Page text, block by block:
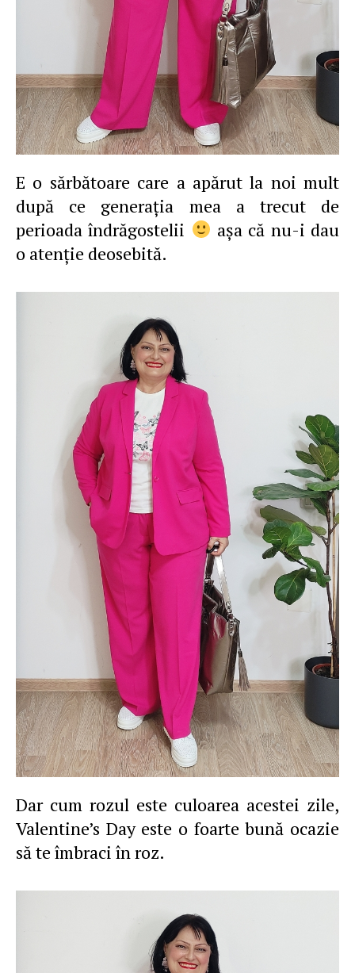
E o sărbătoare care a apărut la noi mult
după ce generaţia mea a trecut de
perioada îndrăgostelii
aşa că nu-i dau
o atenţie deosebită.
Dar cum rozul este culoarea acestei zile,
Valentine’s Day este o foarte bună ocazie
să te îmbraci în roz.